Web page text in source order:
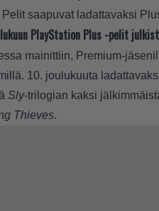
saapuvat ladattavaksi
PlayStation Plus -pelit
mainittiin, Premium-
10. joulukuuta
Sly-trilogian kaksi
Thieves.